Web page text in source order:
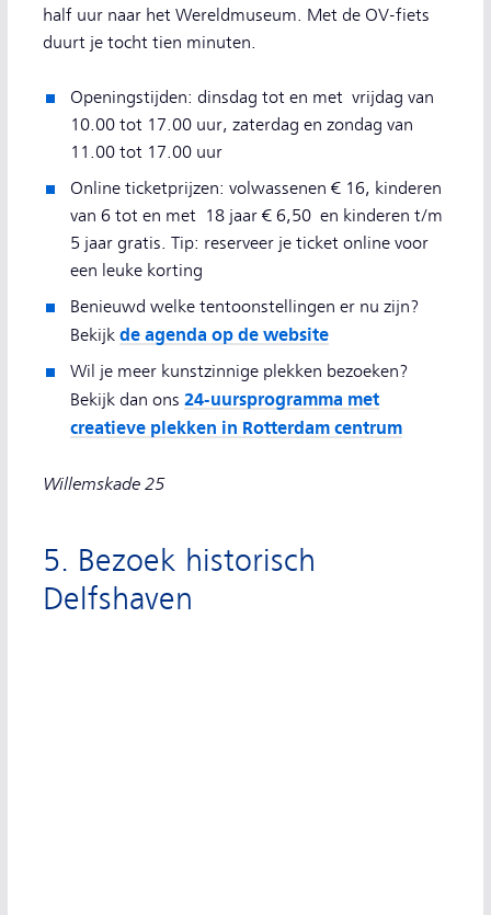
half uur naar het Wereldmuseum. Met de OV-fiets
duurt je tocht tien minuten.
Openingstijden: dinsdag tot en met vrijdag van
10.00 tot 17.00 uur, zaterdag en zondag van
11.00 tot 17.00 uur
Online ticketprijzen: volwassenen € 16, kinderen
van 6 tot en met 18 jaar € 6,50 en kinderen t/m
5 jaar gratis. Tip: reserveer je ticket online voor
een leuke korting
Benieuwd welke tentoonstellingen er nu zijn?
Bekijk de agenda op de website
Wil je meer kunstzinnige plekken bezoeken?
Bekijk dan ons 24-uursprogramma met
creatieve plekken in Rotterdam centrum
Willemskade 25
5. Bezoek historisch
Delfshaven